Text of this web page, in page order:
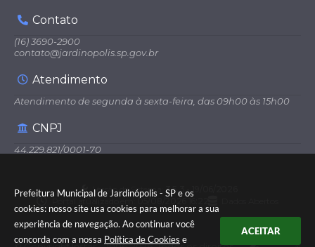
Prefeitura Municipal de Jardinópolis - SP e os
cookies: nosso site usa cookies para melhorar a sua
experiência de navegação. Ao continuar você
concorda com a nossa Política de Cookies e
ACEITAR
Contato
(16) 3690-2900
contato@jardinopolis.sp.gov.br
Atendimento
Atendimento de segunda à sexta-feira, das 09h00 às 15h00
CNPJ
44.229.821/0001-70
Versão do Sistema: 3.5.3 - 19/06/2026
Portal atualizado em:
05/08/2026 16:22